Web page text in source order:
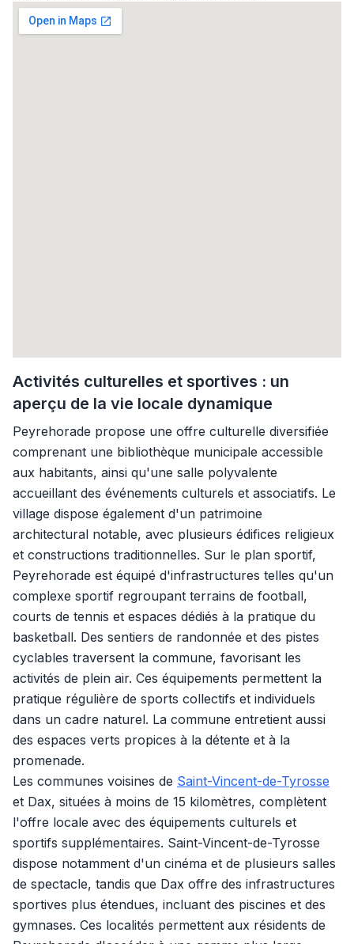
Activités culturelles et sportives : un
aperçu de la vie locale dynamique
Peyrehorade propose une offre culturelle diversifiée
comprenant une bibliothèque municipale accessible
aux habitants, ainsi qu'une salle polyvalente
accueillant des événements culturels et associatifs. Le
village dispose également d'un patrimoine
architectural notable, avec plusieurs édifices religieux
et constructions traditionnelles. Sur le plan sportif,
Peyrehorade est équipé d'infrastructures telles qu'un
complexe sportif regroupant terrains de football,
courts de tennis et espaces dédiés à la pratique du
basketball. Des sentiers de randonnée et des pistes
cyclables traversent la commune, favorisant les
activités de plein air. Ces équipements permettent la
pratique régulière de sports collectifs et individuels
dans un cadre naturel. La commune entretient aussi
des espaces verts propices à la détente et à la
promenade.
Les communes voisines de Saint-Vincent-de-Tyrosse
et Dax, situées à moins de 15 kilomètres, complètent
l'offre locale avec des équipements culturels et
sportifs supplémentaires. Saint-Vincent-de-Tyrosse
dispose notamment d'un cinéma et de plusieurs salles
de spectacle, tandis que Dax offre des infrastructures
sportives plus étendues, incluant des piscines et des
gymnases. Ces localités permettent aux résidents de